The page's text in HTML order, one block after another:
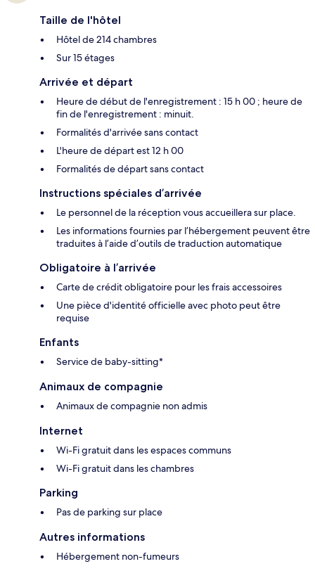
Taille de l'hôtel
Hôtel de 214 chambres
Sur 15 étages
Arrivée et départ
Heure de début de l'enregistrement : 15 h 00 ; heure de
fin de l'enregistrement : minuit.
Formalités d'arrivée sans contact
L'heure de départ est 12 h 00
Formalités de départ sans contact
Instructions spéciales d’arrivée
Le personnel de la réception vous accueillera sur place.
Les informations fournies par l’hébergement peuvent être
traduites à l’aide d’outils de traduction automatique
Obligatoire à l’arrivée
Carte de crédit obligatoire pour les frais accessoires
Une pièce d'identité officielle avec photo peut être
requise
Enfants
Service de baby-sitting*
Animaux de compagnie
Animaux de compagnie non admis
Internet
Wi-Fi gratuit dans les espaces communs
Wi-Fi gratuit dans les chambres
Parking
Pas de parking sur place
Autres informations
Hébergement non-fumeurs